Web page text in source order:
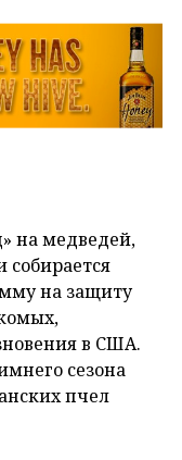
на медведей,
собирается
на защиту
в США.
сезона
пчел